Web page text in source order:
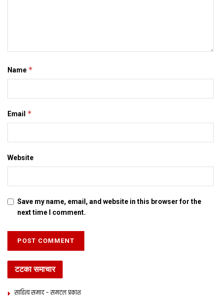
latest maithili news latest mithila news maithili news
Name *
Email *
Website
Save my name, email, and website in this browser for the
next time I comment.
टटका समाचार
साहित्य समाद – समटल प्रकाश